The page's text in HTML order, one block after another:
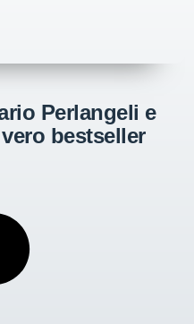
Perlangeli e
bestseller